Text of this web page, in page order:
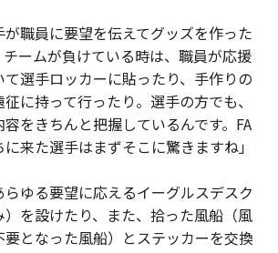
が職員に要望を伝えてグッズを作った
チームが負けている時は、職員が応援
選手ロッカーに貼ったり、手作りの
に持って行ったり。選手の方でも、
をきちんと把握しているんです。FA
来た選手はまずそこに驚きますね」
ゆる要望に応えるイーグルスデスク
）を設けたり、また、拾った風船（風
となった風船）とステッカーを交換